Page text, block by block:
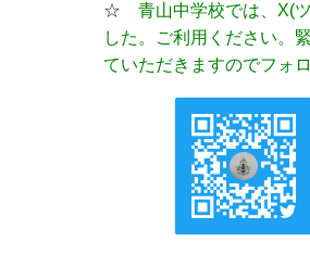
☆ 青山中学校では、X(
した。ご利用ください。
ていただきますのでフォ